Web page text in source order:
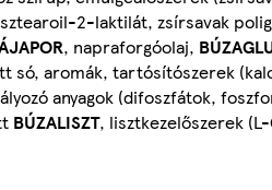
2-laktilát, zsírsavak
, napraforgóolaj,
só, aromák, tartósítószerek
anyagok (difoszfátok,
BÚZALISZT, lisztkezelőszerek